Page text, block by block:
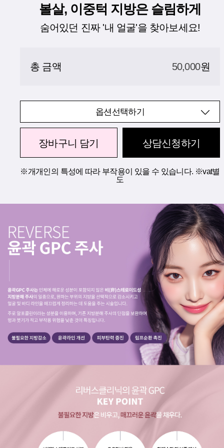
볼살, 이중턱 지방은 슬림하게
숨어있던 진짜 '내 얼굴'을 찾아보세요!
총 금액 50,000원
옵션선택하기
장바구니 담기 상담신청하기
※개개인의 특성에 따라 부작용이 있을 수 있습니다. ※vat별
도